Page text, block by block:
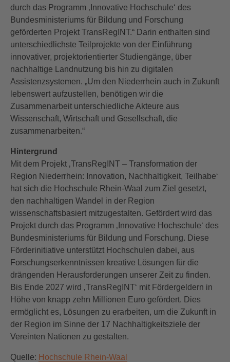
durch das Programm ‚Innovative Hochschule‘ des
Bundesministeriums für Bildung und Forschung
geförderten Projekt TransRegINT.“ Darin enthalten sind
unterschiedlichste Teilprojekte von der Einführung
innovativer, projektorientierter Studiengänge, über
nachhaltige Landnutzung bis hin zu digitalen
Assistenzsystemen. „Um den Niederrhein auch in Zukunft
lebenswert aufzustellen, benötigen wir die
Zusammenarbeit unterschiedliche Akteure aus
Wissenschaft, Wirtschaft und Gesellschaft, die
zusammenarbeiten.“
Hintergrund
Mit dem Projekt ‚TransRegINT – Transformation der
Region Niederrhein: Innovation, Nachhaltigkeit, Teilhabe‘
hat sich die Hochschule Rhein-Waal zum Ziel gesetzt,
den nachhaltigen Wandel in der Region
wissenschaftsbasiert mitzugestalten. Gefördert wird das
Projekt durch das Programm ‚Innovative Hochschule‘ des
Bundesministeriums für Bildung und Forschung. Diese
Förderinitiative unterstützt Hochschulen dabei, aus
Forschungserkenntnissen kreative Lösungen für die
drängenden Herausforderungen unserer Zeit zu finden.
Bis Ende 2027 wird ‚TransRegINT‘ mit Fördergeldern in
Höhe von knapp zehn Millionen Euro gefördert. Dies
ermöglicht es, Lösungen zu erarbeiten, um die Zukunft in
der Region im Sinne der 17 Nachhaltigkeitsziele der
Vereinten Nationen zu gestalten.
Quelle: Hochschule Rhein-Waal